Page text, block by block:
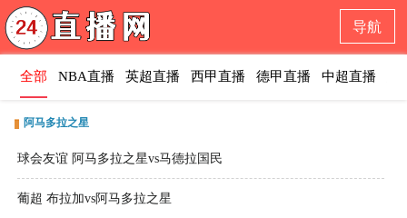
导航
全部 NBA直播 英超直播 西甲直播 德甲直播 中超直播
阿马多拉之星
球会友谊 阿马多拉之星vs马德拉国民
葡超 布拉加vs阿马多拉之星